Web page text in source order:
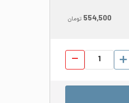
554,500 تومان
پروفیل استیل 201 ابعاد 25*25 ضخامت 1.2 براق شاخه 6 متری عدد